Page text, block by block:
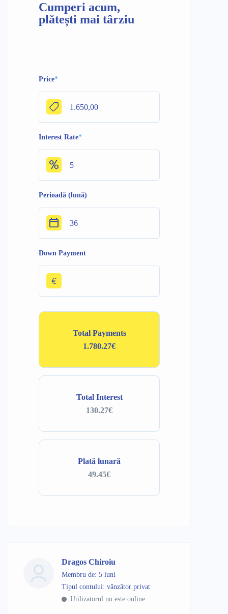
Cumperi acum,
plătești mai târziu
Price*
Interest Rate*
Perioadă (lună)
Down Payment
€
Plată lunară
49.45€
Total Interest
130.27€
Total Payments
1.780.27€
Dragos Chiroiu
Membru de: 5 luni
tipul contului: vânzător privat
Utilizatorul nu este online